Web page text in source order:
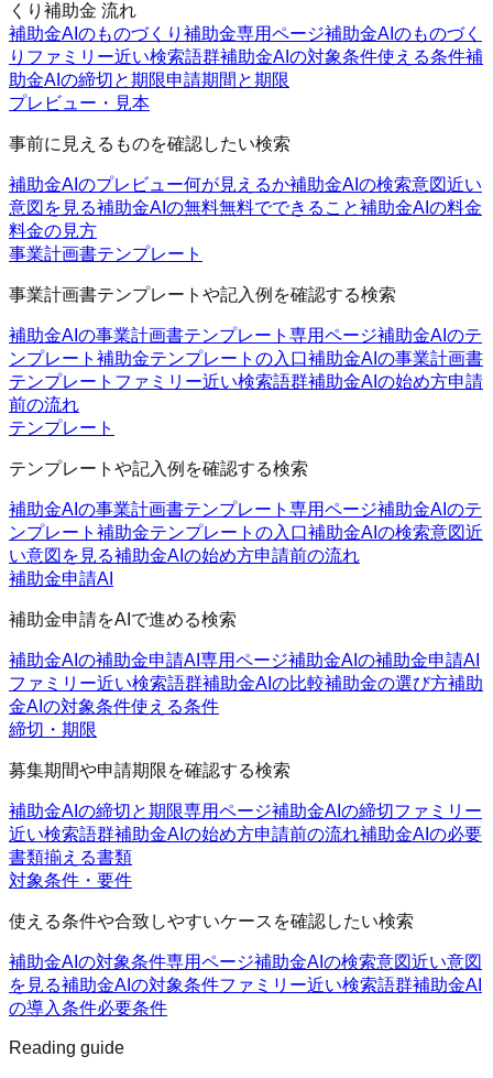
くり補助金 流れ
補助金AIのものづくり補助金専用ページ補助金AIのものづく
りファミリー近い検索語群補助金AIの対象条件使える条件補
助金AIの締切と期限申請期間と期限
プレビュー・見本
事前に見えるものを確認したい検索
補助金AIのプレビュー何が見えるか補助金AIの検索意図近い
意図を見る補助金AIの無料無料でできること補助金AIの料金
料金の見方
事業計画書テンプレート
事業計画書テンプレートや記入例を確認する検索
補助金AIの事業計画書テンプレート 専用ページ補助金AIのテ
ンプレート 補助金テンプレートの入口補助金AIの事業計画書
テンプレートファミリー近い検索語群補助金AIの始め方申請
前の流れ
テンプレート
テンプレートや記入例を確認する検索
補助金AIの事業計画書テンプレート 専用ページ補助金AIのテ
ンプレート 補助金テンプレートの入口補助金AIの検索意図近
い意図を見る補助金AIの始め方申請前の流れ
補助金申請AI
補助金申請をAIで進める検索
補助金AIの補助金申請AI 専用ページ補助金AIの補助金申請AI
ファミリー近い検索語群補助金AIの比較補助金の選び方補助
金AIの対象条件使える条件
締切・期限
募集期間や申請期限を確認する検索
補助金AIの締切と期限専用ページ補助金AIの締切ファミリー
近い検索語群補助金AIの始め方申請前の流れ補助金AIの必要
書類揃える書類
対象条件・要件
使える条件や合致しやすいケースを確認したい検索
補助金AIの対象条件専用ページ補助金AIの検索意図近い意図
を見る補助金AIの対象条件ファミリー近い検索語群補助金AI
の導入条件必要条件
Reading guide